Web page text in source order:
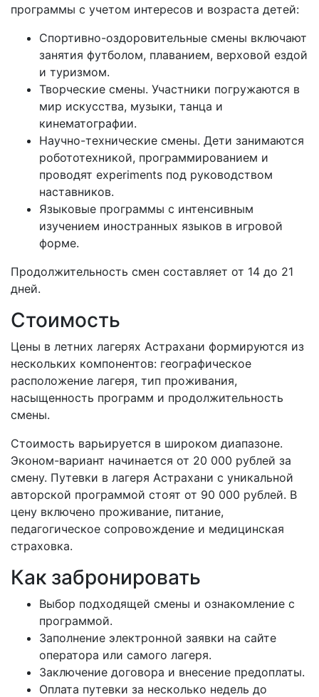
программы с учетом интересов и возраста детей:
Спортивно-оздоровительные смены включают
занятия футболом, плаванием, верховой ездой
и туризмом.
Творческие смены. Участники погружаются в
мир искусства, музыки, танца и
кинематографии.
Научно-технические смены. Дети занимаются
робототехникой, программированием и
проводят experiments под руководством
наставников.
Языковые программы с интенсивным
изучением иностранных языков в игровой
форме.
Продолжительность смен составляет от 14 до 21
дней.
Стоимость
Цены в летних лагерях Астрахани формируются из
нескольких компонентов: географическое
расположение лагеря, тип проживания,
насыщенность программ и продолжительность
смены.
Стоимость варьируется в широком диапазоне.
Эконом-вариант начинается от 20 000 рублей за
смену. Путевки в лагеря Астрахани с уникальной
авторской программой стоят от 90 000 рублей. В
цену включено проживание, питание,
педагогическое сопровождение и медицинская
страховка.
Как забронировать
Выбор подходящей смены и ознакомление с
программой.
Заполнение электронной заявки на сайте
оператора или самого лагеря.
Заключение договора и внесение предоплаты.
Оплата путевки за несколько недель до